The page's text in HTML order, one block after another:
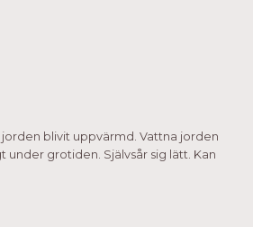
jorden blivit uppvärmd. Vattna jorden
under grotiden. Självsår sig lätt. Kan